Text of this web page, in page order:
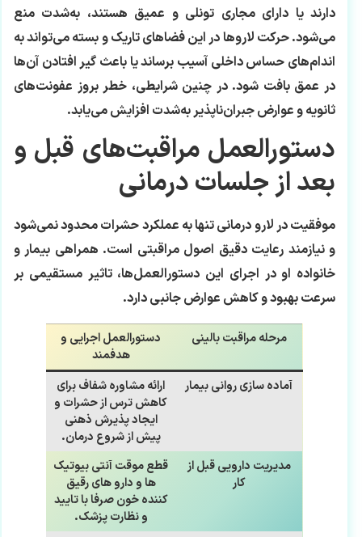
دارند یا دارای مجاری تونلی و عمیق هستند، به‌شدت منع
می‌شود. حرکت لاروها در این فضاهای تاریک و بسته می‌تواند به
اندام‌های حساس داخلی آسیب برساند یا باعث گیر افتادن آن‌ها
در عمق بافت شود. در چنین شرایطی، خطر بروز عفونت‌های
ثانویه و عوارض جبران‌ناپذیر به‌شدت افزایش می‌یابد.
دستورالعمل مراقبت‌های قبل و
بعد از جلسات درمانی
موفقیت در لارو درمانی تنها به عملکرد حشرات محدود نمی‌شود
و نیازمند رعایت دقیق اصول مراقبتی است. همراهی بیمار و
خانواده او در اجرای این دستورالعمل‌ها، تاثیر مستقیمی بر
سرعت بهبود و کاهش عوارض جانبی دارد.
مرحله مراقبت بالینی
دستورالعمل اجرایی و
هدفمند
آماده سازی روانی بیمار
ارائه مشاوره شفاف برای
کاهش ترس از حشرات و
ایجاد پذیرش ذهنی
پیش از شروع درمان.
مدیریت دارویی قبل از
قطع موقت آنتی بیوتیک
ها و دارو های رقیق
کننده خون صرفا با تایید
و نظارت پزشک.